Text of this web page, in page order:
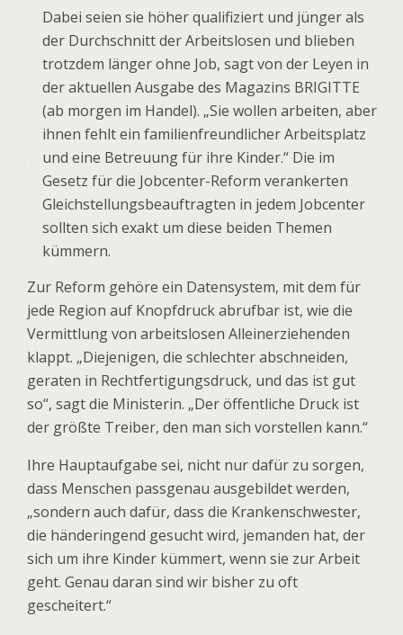
Dabei seien sie höher qualifiziert und jünger als
der Durchschnitt der Arbeitslosen und blieben
trotzdem länger ohne Job, sagt von der Leyen in
der aktuellen Ausgabe des Magazins BRIGITTE
(ab morgen im Handel). „Sie wollen arbeiten, aber
ihnen fehlt ein familienfreundlicher Arbeitsplatz
und eine Betreuung für ihre Kinder.“ Die im
Gesetz für die Jobcenter-Reform verankerten
Gleichstellungsbeauftragten in jedem Jobcenter
sollten sich exakt um diese beiden Themen
kümmern.
Zur Reform gehöre ein Datensystem, mit dem für
jede Region auf Knopfdruck abrufbar ist, wie die
Vermittlung von arbeitslosen Alleinerziehenden
klappt. „Diejenigen, die schlechter abschneiden,
geraten in Rechtfertigungsdruck, und das ist gut
so“, sagt die Ministerin. „Der öffentliche Druck ist
der größte Treiber, den man sich vorstellen kann.“
Ihre Hauptaufgabe sei, nicht nur dafür zu sorgen,
dass Menschen passgenau ausgebildet werden,
„sondern auch dafür, dass die Krankenschwester,
die händeringend gesucht wird, jemanden hat, der
sich um ihre Kinder kümmert, wenn sie zur Arbeit
geht. Genau daran sind wir bisher zu oft
gescheitert.“